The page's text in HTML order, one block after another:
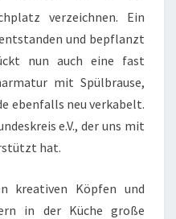
verzeichnen. Ein
und bepflanzt
nun auch eine fast
mit Spülbrause,
ebenfalls neu verkabelt.
e.V., der uns mit
hat.
kreativen Köpfen und
in der Küche große